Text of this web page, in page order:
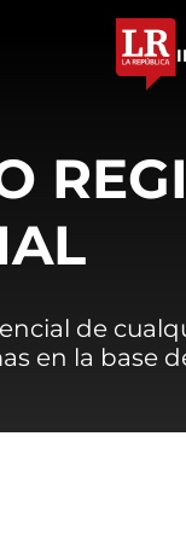
de
en la base